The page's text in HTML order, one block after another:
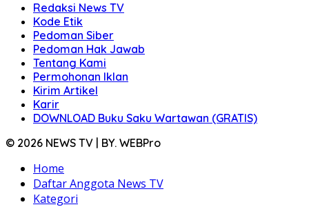
Redaksi News TV
Kode Etik
Pedoman Siber
Pedoman Hak Jawab
Tentang Kami
Permohonan Iklan
Kirim Artikel
Karir
DOWNLOAD Buku Saku Wartawan (GRATIS)
© 2026 NEWS TV | BY. WEBPro
Home
Daftar Anggota News TV
Kategori